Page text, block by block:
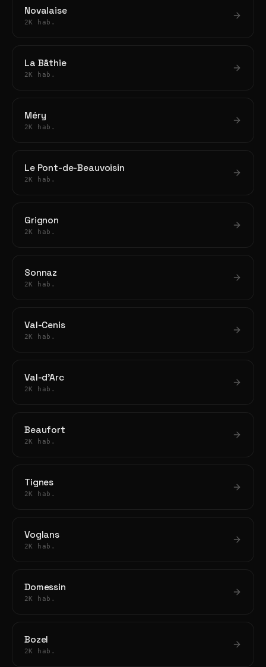
Novalaise
2K hab.
La Bâthie
2K hab.
Méry
2K hab.
Le Pont-de-Beauvoisin
2K hab.
Grignon
2K hab.
Sonnaz
2K hab.
Val-Cenis
2K hab.
Val-d'Arc
2K hab.
Beaufort
2K hab.
Tignes
2K hab.
Voglans
2K hab.
Domessin
2K hab.
Bozel
2K hab.